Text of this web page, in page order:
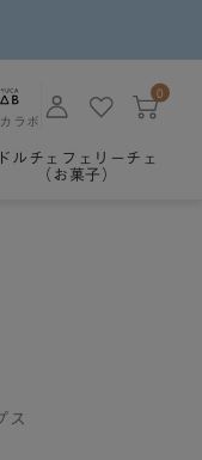
ラボ
0
ドルチェフェリーチェ
（お菓子）
ス